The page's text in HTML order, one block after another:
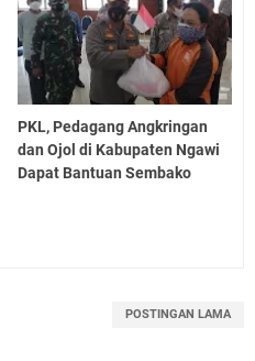
PKL, Pedagang Angkringan
dan Ojol di Kabupaten Ngawi
Dapat Bantuan Sembako
POSTINGAN LAMA